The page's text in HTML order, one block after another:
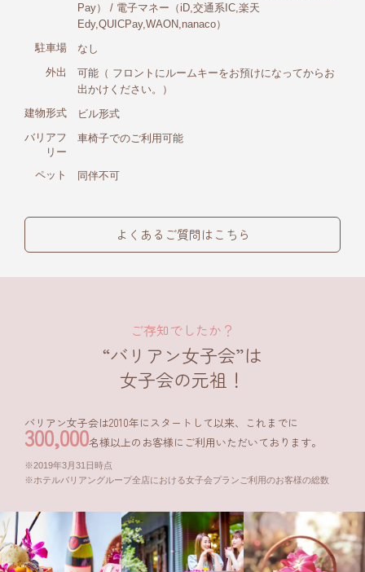
Pay） / 電子マネー（iD,交通系IC,楽天
Edy,QUICPay,WAON,nanaco）
駐車場
なし
外出
可能（ フロントにルームキーをお預けになってからお
出かけください。）
建物形式
ビル形式
バリアフ
リー
車椅子でのご利用可能
ペット 同伴不可
よくあるご質問はこちら
ご存知でしたか？
“バリアン女子会”は
女子会の元祖！
バリアン女子会は2010年にスタートして以来、これまでに
300,000名様以上のお客様にご利用いただいております。
2019年3月31日時点
ホテルバリアングループ全店における女子会プランご利用のお客様の総数